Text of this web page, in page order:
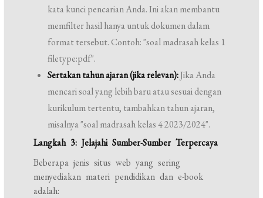
kata kunci pencarian Anda. Ini akan membantu
memfilter hasil hanya untuk dokumen dalam
format tersebut. Contoh: "soal madrasah kelas 1
filetype:pdf".
Sertakan tahun ajaran (jika relevan):Jika Anda
mencari soal yang lebih baru atau sesuai dengan
kurikulum tertentu, tambahkan tahun ajaran,
misalnya "soal madrasah kelas 4 2023/2024".
Langkah 3: Jelajahi Sumber-Sumber Terpercaya
Beberapa jenis situs web yang sering
menyediakan materi pendidikan dan e-book
adalah: